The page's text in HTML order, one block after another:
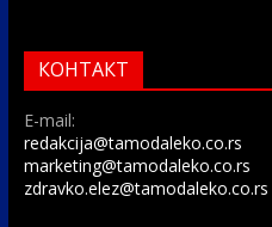
КОНТАКТ
E-mail:
redakcija@tamodaleko.co.rs
marketing@tamodaleko.co.rs
zdravko.elez@tamodaleko.co.rs